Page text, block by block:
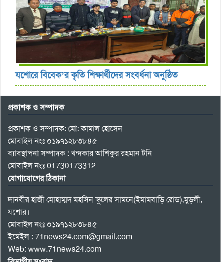
যশোরে বিবেক’র কৃতি শিক্ষার্থীদের সংবর্ধনা অনুষ্ঠিত
প্রকাশক ও সম্পাদক
প্রকাশক ও সম্পাদক: মো: কামাল হোসেন
মোবাইল নংঃ ০১৯৭১২৮৩৮৪৫
ব্যাবস্থাপনা সম্পাদক : খন্দকার আশিকুর রহমান টনি
মোবাইল নংঃ 01730173312
যোগাযোগের ঠিকানা
দানবীর হাজী মোহাম্মদ মহসিন স্কুলের সামনে(ইমামবাড়ি রোড),মুড়লী,
যশোর।
মোবাইল নংঃ ০১৯৭১২৮৩৮৪৫
ইমেইল : 71news24.com@gmail.com
Web: www.71news24.com